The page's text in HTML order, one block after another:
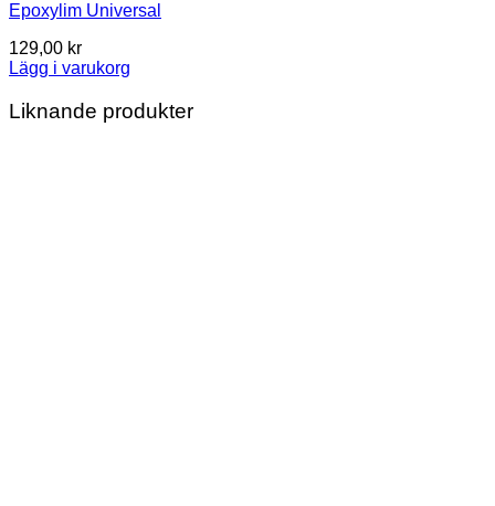
Epoxylim Universal
129,00 kr
Lägg i varukorg
Liknande produkter